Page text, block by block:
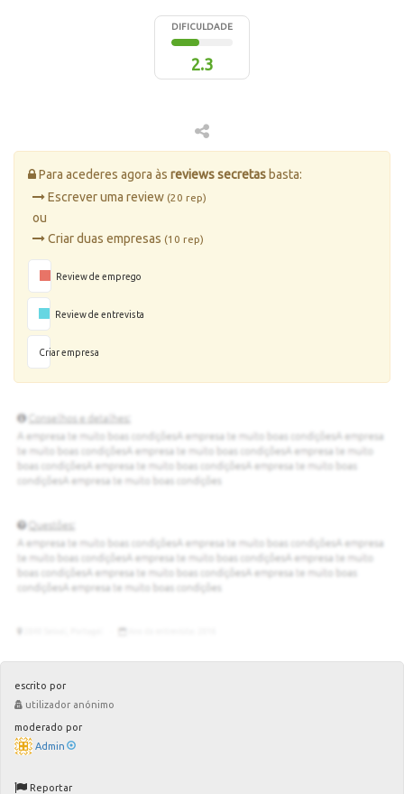
DIFICULDADE
2.3
Para acederes agora às reviews secretas basta:
Escrever uma review (20 rep)
ou
Criar duas empresas (10 rep)
Review de emprego
Review de entrevista
Criar empresa
escrito por
utilizador anónimo
moderado por
Admin
Reportar